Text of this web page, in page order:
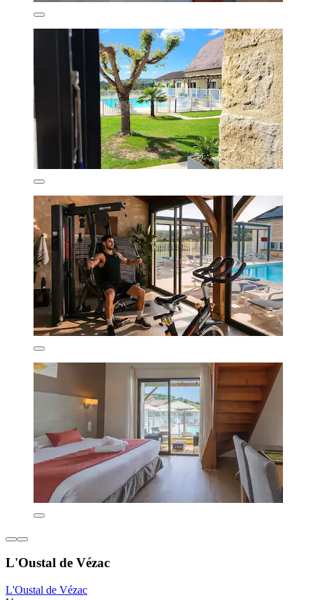
L'Oustal de Vézac
L'Oustal de Vézac